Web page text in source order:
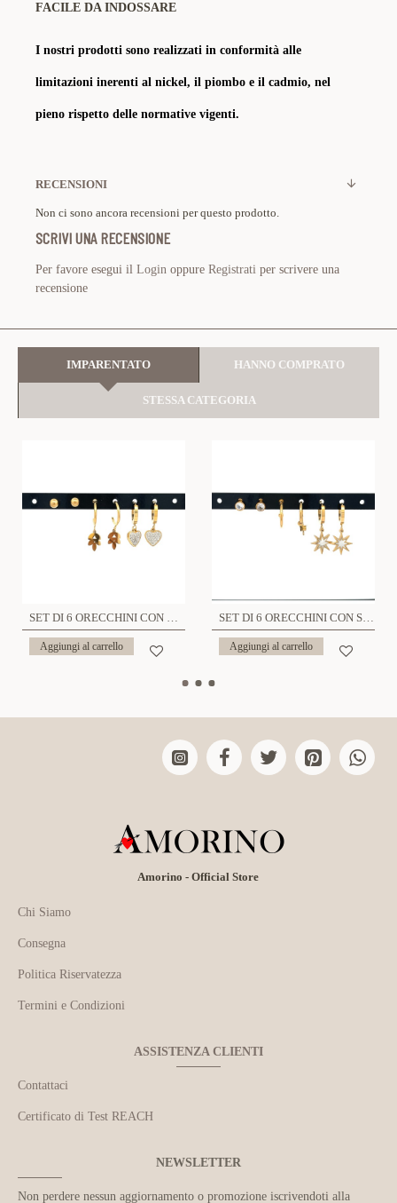
FACILE DA INDOSSARE
I nostri prodotti sono realizzati in conformità alle
limitazioni inerenti al nickel, il piombo e il cadmio, nel
pieno rispetto delle normative vigenti.
RECENSIONI
Non ci sono ancora recensioni per questo prodotto.
SCRIVI UNA RECENSIONE
Per favore esegui il Login oppure Registrati per scrivere una
recensione
IMPARENTATO HANNO COMPRATO
STESSA CATEGORIA
SET DI 6 ORECCHINI CON CUORE - DH2272D375
Aggiungi al carrello
SET DI 6 ORECCHINI CON STELLA - DH2272D372
Aggiungi al carrello
Amorino - Official Store
Chi Siamo
Consegna
Politica Riservatezza
Termini e Condizioni
ASSISTENZA CLIENTI
Contattaci
Certificato di Test REACH
NEWSLETTER
Non perdere nessun aggiornamento o promozione iscrivendoti alla